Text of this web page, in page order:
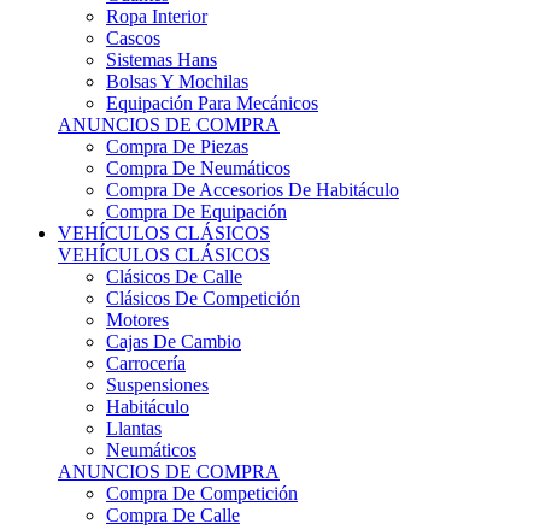
Ropa Interior
Cascos
Sistemas Hans
Bolsas Y Mochilas
Equipación Para Mecánicos
ANUNCIOS DE COMPRA
Compra De Piezas
Compra De Neumáticos
Compra De Accesorios De Habitáculo
Compra De Equipación
VEHÍCULOS CLÁSICOS
VEHÍCULOS CLÁSICOS
Clásicos De Calle
Clásicos De Competición
Motores
Cajas De Cambio
Carrocería
Suspensiones
Habitáculo
Llantas
Neumáticos
ANUNCIOS DE COMPRA
Compra De Competición
Compra De Calle